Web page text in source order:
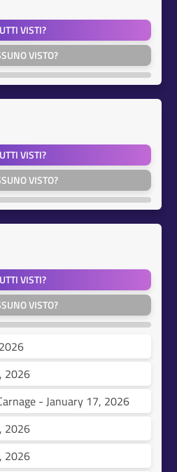
VISTI?
VISTO?
VISTI?
VISTO?
VISTI?
VISTO?
2026
- January 17, 2026
2026
2026